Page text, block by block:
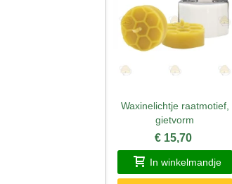
Snel bekijken
Waxinelichtje raatmotief,
gietvorm
€ 15,70
In winkelmandje